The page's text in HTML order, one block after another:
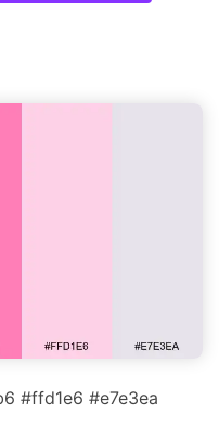
#ffd1e6 #e7e3ea